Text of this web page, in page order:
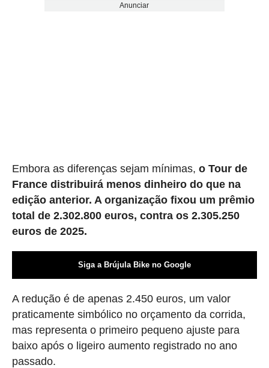
Anunciar
Embora as diferenças sejam mínimas, o Tour de
France distribuirá menos dinheiro do que na
edição anterior. A organização fixou um prêmio
total de 2.302.800 euros, contra os 2.305.250
euros de 2025.
Siga a Brújula Bike no Google
A redução é de apenas 2.450 euros, um valor
praticamente simbólico no orçamento da corrida,
mas representa o primeiro pequeno ajuste para
baixo após o ligeiro aumento registrado no ano
passado.